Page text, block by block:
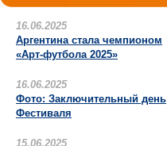
16.06.2025
Аргентина стала чемпионом
«Арт-футбола 2025»
16.06.2025
Фото: Заключительный день
Фестиваля
15.06.2025